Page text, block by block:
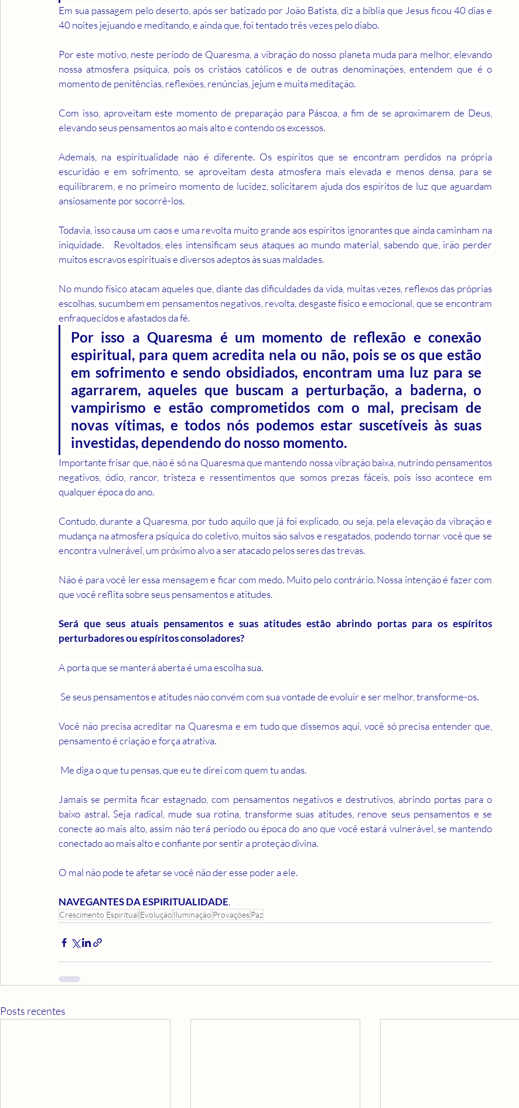
Em sua passagem pelo deserto, após ser batizado por João Batista, diz a bíblia que Jesus ficou 40 dias e
40 noites jejuando e meditando, e ainda que, foi tentado três vezes pelo diabo.
Por este motivo, neste período de Quaresma, a vibração do nosso planeta muda para melhor, elevando
nossa atmosfera psíquica, pois os cristãos católicos e de outras denominações, entendem que é o
momento de penitências, reflexões, renúncias, jejum e muita meditação.
Com isso, aproveitam este momento de preparação para Páscoa, a fim de se aproximarem de Deus,
elevando seus pensamentos ao mais alto e contendo os excessos.
Ademais, na espiritualidade não é diferente. Os espíritos que se encontram perdidos na própria
escuridão e em sofrimento, se aproveitam desta atmosfera mais elevada e menos densa, para se
equilibrarem, e no primeiro momento de lucidez, solicitarem ajuda dos espíritos de luz que aguardam
ansiosamente por socorrê-los.
Todavia, isso causa um caos e uma revolta muito grande aos espíritos ignorantes que ainda caminham na
iniquidade.   Revoltados, eles intensificam seus ataques ao mundo material, sabendo que, irão perder
muitos escravos espirituais e diversos adeptos às suas maldades.
No mundo físico atacam aqueles que, diante das dificuldades da vida, muitas vezes, reflexos das próprias
escolhas, sucumbem em pensamentos negativos, revolta, desgaste físico e emocional, que se encontram
enfraquecidos e afastados da fé.
Por isso a Quaresma é um momento de reflexão e conexão
espiritual, para quem acredita nela ou não, pois se os que estão
em sofrimento e sendo obsidiados, encontram uma luz para se
agarrarem, aqueles que buscam a perturbação, a baderna, o
vampirismo e estão comprometidos com o mal, precisam de
novas vítimas, e todos nós podemos estar suscetíveis às suas
investidas, dependendo do nosso momento.
Importante frisar que, não é só na Quaresma que mantendo nossa vibração baixa, nutrindo pensamentos
negativos, ódio, rancor, tristeza e ressentimentos que somos prezas fáceis, pois isso acontece em
qualquer época do ano.
Contudo, durante a Quaresma, por tudo aquilo que já foi explicado, ou seja, pela elevação da vibração e
mudança na atmosfera psíquica do coletivo, muitos são salvos e resgatados, podendo tornar você que se
encontra vulnerável, um próximo alvo a ser atacado pelos seres das trevas.
Não é para você ler essa mensagem e ficar com medo. Muito pelo contrário. Nossa intenção é fazer com
que você reflita sobre seus pensamentos e atitudes.
Será que seus atuais pensamentos e suas atitudes estão abrindo portas para os espíritos
perturbadores ou espíritos consoladores?
A porta que se manterá aberta é uma escolha sua.
Se seus pensamentos e atitudes não convém com sua vontade de evoluir e ser melhor, transforme-os.
Você não precisa acreditar na Quaresma e em tudo que dissemos aqui, você só precisa entender que,
pensamento é criação e força atrativa.
Me diga o que tu pensas, que eu te direi com quem tu andas.
Jamais se permita ficar estagnado, com pensamentos negativos e destrutivos, abrindo portas para o
baixo astral. Seja radical, mude sua rotina, transforme suas atitudes, renove seus pensamentos e se
conecte ao mais alto, assim não terá período ou época do ano que você estará vulnerável, se mantendo
conectado ao mais alto e confiante por sentir a proteção divina.
O mal não pode te afetar se você não der esse poder a ele.
NAVEGANTES DA ESPIRITUALIDADE.
Crescimento Espiritual Evolução Iluminação ProvaçõesPaz
Posts recentes